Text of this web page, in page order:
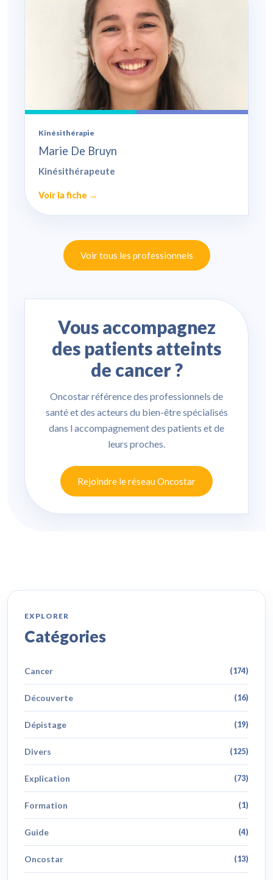
Kinésithérapie
Marie De Bruyn
Kinésithérapeute
Voir la fiche →
Voir tous les professionnels
Vous accompagnez
des patients atteints
de cancer ?
Oncostar référence des professionnels de
santé et des acteurs du bien-être spécialisés
dans l accompagnement des patients et de
leurs proches.
Rejoindre le réseau Oncostar
EXPLORER
Catégories
Cancer (174)
Découverte (16)
Dépistage (19)
Divers (125)
Explication (73)
Formation (1)
Guide (4)
Oncostar (13)